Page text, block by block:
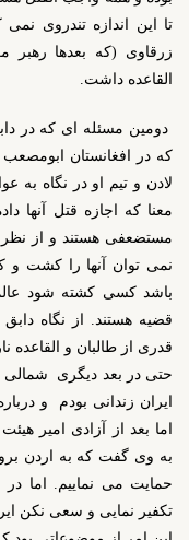
تا این اندازه تندروی
زرقاوی (که بعدها رهبر
القاعده داشت.
دومین مسئله ای که در
که در افغانستان
لادن و تیم او در نگاه به
معنا که اجازه قتل آنها
مستضعفی هستند و از
نمی توان آنها را کشت و
باشد کسی کشته شود
قضیه هستند. از نگاه
قدری از طالبان و القاعده
حتی در بعد دیگری شمالی
ایران زندانی بودم و
اما بعد از آزادی امیر
به وی گفت که به اردن
حمایت می نماییم. اما در
تکفیر نمایی و سعی نکن